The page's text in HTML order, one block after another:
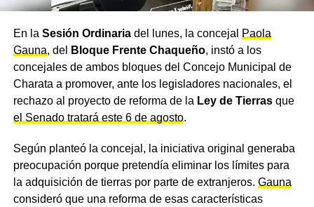
en otras provincias
El desdoblamiento electoral también avanza en distritos
como Chubut, Misiones, Santa Fe y Neuquén, entre otros,
que analizan fechas propias para sus comicios locales.
La estrategia busca que el debate sobre la gestión
provincial tenga un espacio propio, sin quedar
En la Sesión Ordinariadel lunes, la concejal
Paola
Gauna, del Bloque Frente Chaqueño, instó a los
concejales de ambos bloques del Concejo Municipal de
Charata a promover, ante los legisladores nacionales, el
rechazo al proyecto de reforma de la Ley de Tierrasque
el Senado tratará este 6 de agosto.
Según planteó la concejal, la iniciativa original generaba
preocupación porque pretendía eliminar los límites para
la adquisición de tierras por parte de extranjeros. Gauna
consideró que una reforma de esas características